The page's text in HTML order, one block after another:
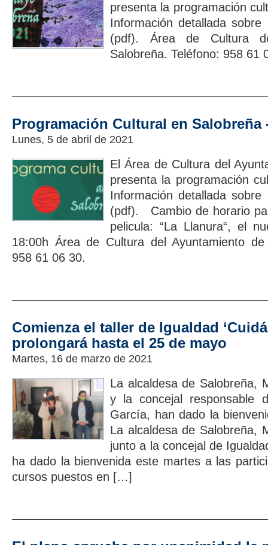
presenta la programación
Información detallada
(pdf). Área de Cultura
Salobreña. Teléfono: 958 61
Programación Cultural en Salobreña
Lunes, 5 de abril de 2021
El Área de Cultura del
presenta la programación
Información detallada
(pdf). Cambio de horario
pelicula: “La Llanura“, el
18:00h Área de Cultura del Ayuntamiento de
958 61 06 30.
Comienza el taller de Igualdad
prolongará hasta el 25 de mayo
Martes, 16 de marzo de 2021
La alcaldesa de Salobreña,
y la concejal responsable
García, han dado la
La alcaldesa de Salobreña,
junto a la concejal de
ha dado la bienvenida este martes a las
cursos puestos en […]